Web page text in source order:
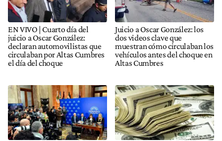
EN VIVO | Cuarto día del
juicio a Oscar González:
declaran automovilistas que
circulaban por Altas Cumbres
el día del choque
Juicio a Oscar González: los
dos videos clave que
muestran cómo circulaban los
vehículos antes del choque en
Altas Cumbres